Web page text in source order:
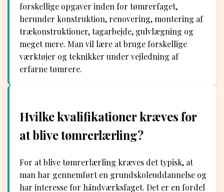
forskellige opgaver inden for tømrerfaget,
herunder konstruktion, renovering, montering af
trækonstruktioner, tagarbejde, gulvlægning og
meget mere. Man vil lære at bruge forskellige
værktøjer og teknikker under vejledning af
erfarne tømrere.
Hvilke kvalifikationer kræves for
at blive tømrerlærling?
For at blive tømrerlærling kræves det typisk, at
man har gennemført en grundskoleuddannelse og
har interesse for håndværksfaget. Det er en fordel